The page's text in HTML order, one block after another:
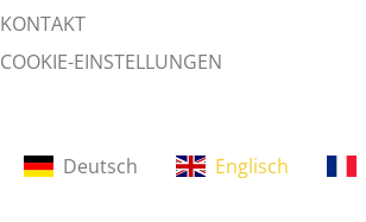
KONTAKT
COOKIE-EINSTELLUNGEN
Deutsch Englisch